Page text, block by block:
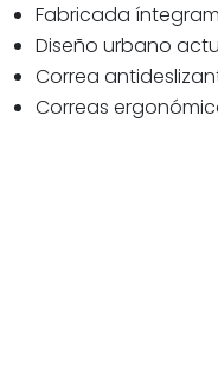
Fabricada
Diseño urbano
Correa
Correas